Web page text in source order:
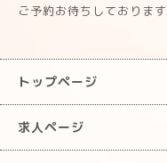
ご予約お待ちしております
トップページ
求人ページ